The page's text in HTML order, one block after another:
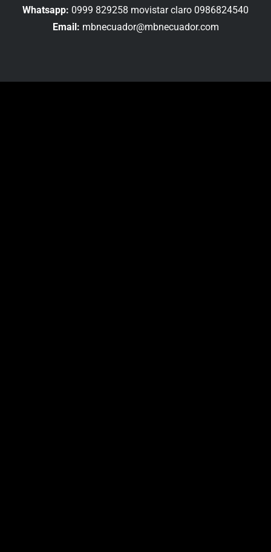
Whatsapp: 0999 829258 movistar claro 0986824540
Email: mbnecuador@mbnecuador.com